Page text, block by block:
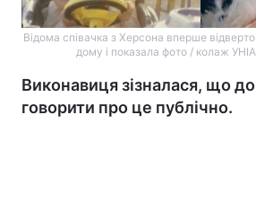
Відома співачка з Херсона вперше
дому і показала фото / колаж
Виконавиця зізналася, що
говорити про це публічно.